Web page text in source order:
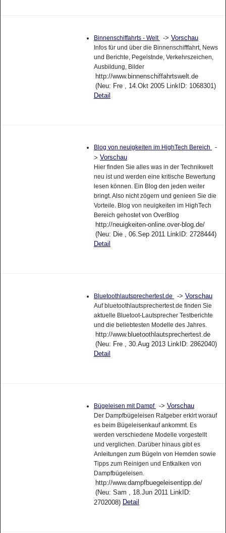
Binnenschiffahrts - Welt -> Vorschau
Infos für und über die Binnenschifffahrt, News
und Berichte, Pegelstnde, Verkehrszeichen,
Ausbildung, Bilder
http://www.binnenschiffahrtswelt.de
(Neu: Fre , 14.Okt 2005 LinkID: 1068301)
Detail
Blog von neuigkeiten im HighTech Bereich -
> Vorschau
Hier finden Sie alles was in der Technikwelt
neu ist und werden eine kritische Bewertung
lesen können. Ein Blog den jeden weiter
bringt. Also nicht zögern und genieen Sie die
Vorteile. Blog von neuigkeiten im HighTech
Bereich gehostet von OverBlog
http://neuigkeiten-online.over-blog.de/
(Neu: Die , 06.Sep 2011 LinkID: 2728444)
Detail
Bluetoothlautsprechertest.de -> Vorschau
Auf bluetoothlautsprechertest.de finden Sie
aktuelle Bluetoot-Lautsprecher Testberichte
und die beliebtesten Modelle des Jahres.
http://www.bluetoothlautsprechertest.de
(Neu: Fre , 30.Aug 2013 LinkID: 2862040)
Detail
Bügeleisen mit Dampf -> Vorschau
Der Dampfbügeleisen Ratgeber erklrt worauf
es beim Bügeleisenkauf ankommt. Es
werden verschiedene Modelle vorgestellt
und verglichen. Darüber hinaus gibt es
Anleitungen zum Bügeln von Hemden sowie
Tipps zum Reinigen und Entkalken von
Dampfbügeleisen.
http://www.dampfbuegeleisentipp.de/
(Neu: Sam , 18.Jun 2011 LinkID:
2702008) Detail